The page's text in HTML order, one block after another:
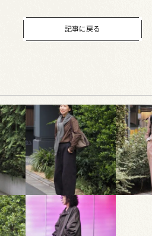
記事に戻る